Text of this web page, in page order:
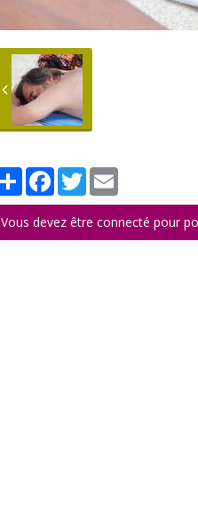
PartagerFacebook
TwitterEmail
Vous devez être connecté pour